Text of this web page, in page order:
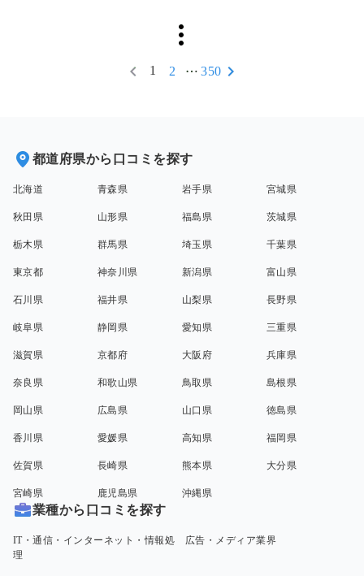
1 2 350
都道府県から口コミを探す
北海道 青森県 岩手県 宮城県
秋田県 山形県 福島県 茨城県
栃木県 群馬県 埼玉県 千葉県
東京都 神奈川県 新潟県 富山県
石川県 福井県 山梨県 長野県
岐阜県 静岡県 愛知県 三重県
滋賀県 京都府 大阪府 兵庫県
奈良県 和歌山県 鳥取県 島根県
岡山県 広島県 山口県 徳島県
香川県 愛媛県 高知県 福岡県
佐賀県 長崎県 熊本県 大分県
宮崎県 鹿児島県 沖縄県
業種から口コミを探す
IT・通信・インターネット・情報処
理
広告・メディア業界